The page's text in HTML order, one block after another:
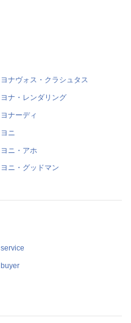
ヨナヴォス・クラシュタス
ヨナ・レンダリング
ヨナーディ
ヨニ
ヨニ・アホ
ヨニ・グッドマン
service
buyer